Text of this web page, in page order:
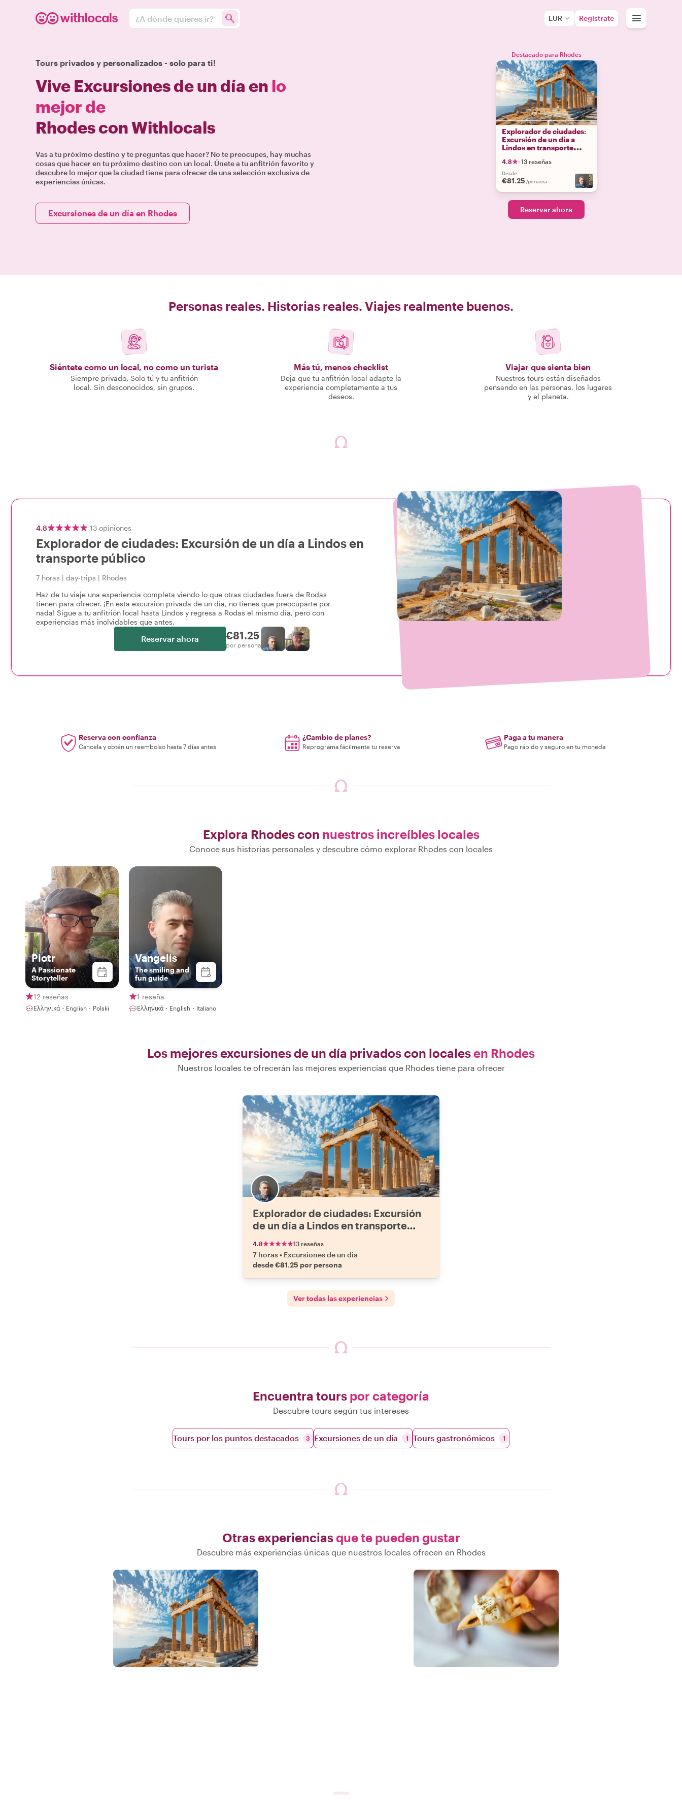
¿A dónde quieres ir? EUR Regístrate
Tours privados y personalizados - solo para ti!
Vive Excursiones de un día en lo
mejor de
Rhodes con Withlocals
Vas a tu próximo destino y te preguntas que hacer? No te preocupes, hay muchas
cosas que hacer en tu próximo destino con un local. Únete a tu anfitrión favorito y
descubre lo mejor que la ciudad tiene para ofrecer de una selección exclusiva de
experiencias únicas.
Excursiones de un día en Rhodes
Destacado para Rhodes
Explorador de ciudades:
Excursión de un día a
Lindos en transporte
4.8 · 13 reseñas
Desde
€81.25 /persona
Reservar ahora
Personas reales. Historias reales. Viajes realmente buenos.
Siéntete como un local, no como un turista
Siempre privado. Solo tú y tu anfitrión
local. Sin desconocidos, sin grupos.
Más tú, menos checklist
Deja que tu anfitrión local adapte la
experiencia completamente a tus
deseos.
Viajar que sienta bien
Nuestros tours están diseñados
pensando en las personas, los lugares
y el planeta.
4.8 13 opiniones
Explorador de ciudades: Excursión de un día a Lindos en
transporte público
7 horas | day-trips | Rhodes
Haz de tu viaje una experiencia completa viendo lo que otras ciudades fuera de Rodas
tienen para ofrecer. ¡En esta excursión privada de un día, no tienes que preocuparte por
nada! Sigue a tu anfitrión local hasta Lindos y regresa a Rodas el mismo día, pero con
experiencias más inolvidables que antes.
Reservar ahora €81.25
por persona
Reserva con confianza
Cancela y obtén un reembolso hasta 7 días antes
¿Cambio de planes?
Reprograma fácilmente tu reserva
Paga a tu manera
Pago rápido y seguro en tu moneda
Explora Rhodes con nuestros increíbles locales
Conoce sus historias personales y descubre cómo explorar Rhodes con locales
Piotr
A Passionate
Storyteller
12 reseñas
Ελληνικά・English・Polski
Vangelis
The smiling and
fun guide
1 reseña
Ελληνικά・English・Italiano
Los mejores excursiones de un día privados con localesen Rhodes
Nuestros locales te ofrecerán las mejores experiencias que Rhodes tiene para ofrecer
Explorador de ciudades: Excursión
de un día a Lindos en transporte
4.8 13 reseñas
7 horas• Excursiones de un dia
desde €81.25 por persona
Ver todas las experiencias
Encuentra tours por categoría
Descubre tours según tus intereses
Tours por los puntos destacados 3 Excursiones de un día 1 Tours gastronómicos 1
Otras experienciasque te pueden gustar
Descubre más experiencias únicas que nuestros locales ofrecen en Rhodes